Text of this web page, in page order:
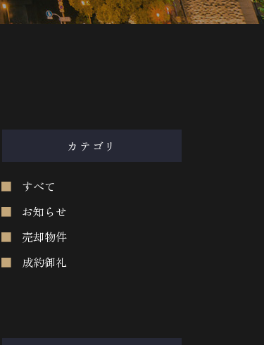
カテゴリ
すべて
お知らせ
売却物件
成約御礼